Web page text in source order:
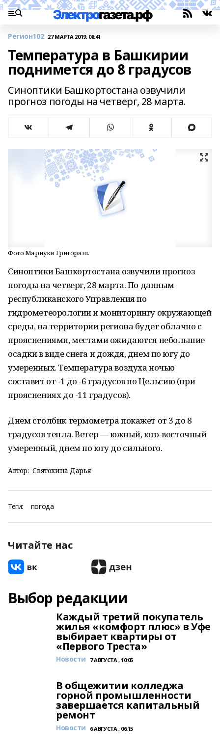
Регион102 27 МАРТА 2019, 08:41
Температура в Башкирии
поднимется до 8 градусов
Синоптики Башкортостана озвучили
прогноз погоды на четверг, 28 марта.
Фото Мариуки Григораш.
Синоптики Башкортостана озвучили прогноз
погоды на четверг, 28 марта. По данным
республиканского Управления по
гидрометеорологии и мониторингу окружающей
среды, на территории региона будет облачно с
прояснениями, местами ожидаются небольшие
осадки в виде снега и дождя, днем по югу до
умеренных. Температура воздуха ночью
составит от -1 до -6 градусов по Цельсию (при
прояснениях до -11 градусов).
Днем столбик термометра покажет от 3 до 8
градусов тепла. Ветер — южный, юго-восточный
умеренный, днем по югу до сильного.
Автор: Святохина Дарья
Теги: погода
Читайте нас
Выбор редакции
Каждый третий покупатель
жилья «комфорт плюс» в Уфе
выбирает квартиры от
«Первого Треста»
Новости 7 АВГУСТА , 10:05
В общежитии колледжа
горной промышленности
завершается капитальный
ремонт
Новости 6 АВГУСТА , 06:15